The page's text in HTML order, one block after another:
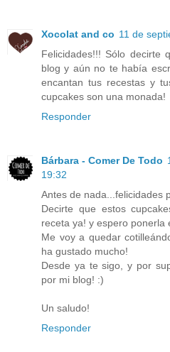
Xocolat and co 11 de
Felicidades!!! Sólo decirte
blog y aún no te había
encantan tus recestas y
cupcakes son una monada!
Responder
Bárbara - Comer De Todo
19:32
Antes de nada...felicidades
Decirte que estos
receta ya! y espero ponerla
Me voy a quedar
ha gustado mucho!
Desde ya te sigo, y por
por mi blog! :)
Un saludo!
Responder